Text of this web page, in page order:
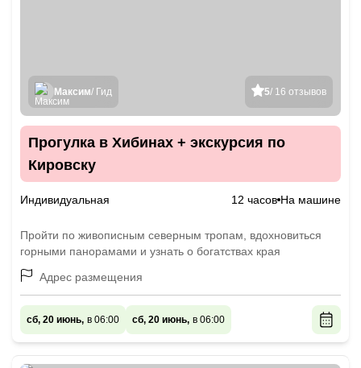
5/ 16 отзывов
Максим/ Гид
Прогулка в Хибинах + экскурсия по
Кировску
Индивидуальная 12 часов На машине
Пройти по живописным северным тропам, вдохновиться
горными панорамами и узнать о богатствах края
Адрес размещения
сб, 20 июнь, в 06:00 сб, 20 июнь, в 06:00